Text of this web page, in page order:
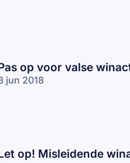
op voor valse
jun 2018
op! Misleidende